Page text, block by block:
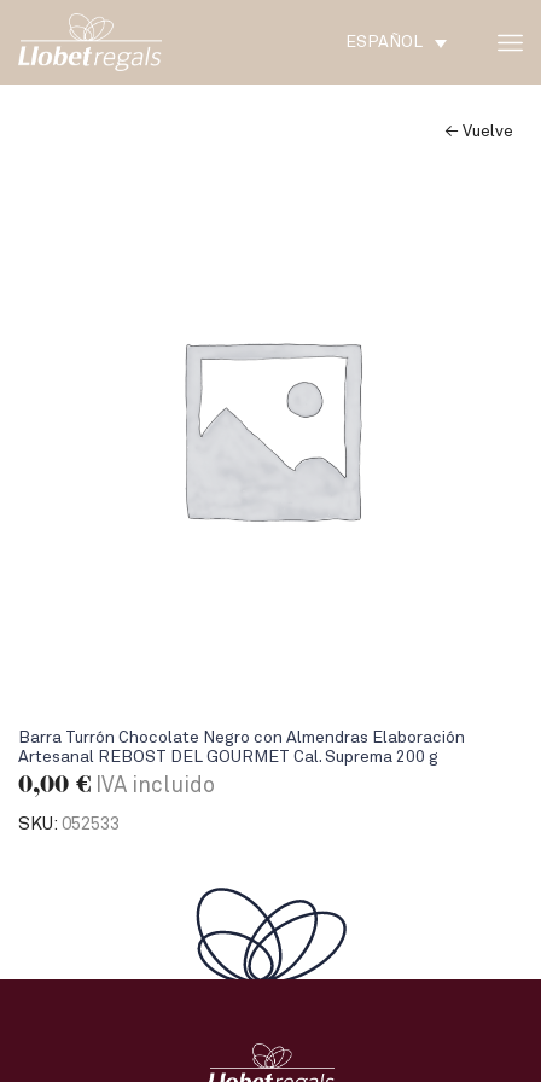
ESPAÑOL
← Vuelve
Barra Turrón Chocolate Negro con Almendras Elaboración
Artesanal REBOST DEL GOURMET Cal. Suprema 200 g
0,00 € IVA incluido
SKU: 052533